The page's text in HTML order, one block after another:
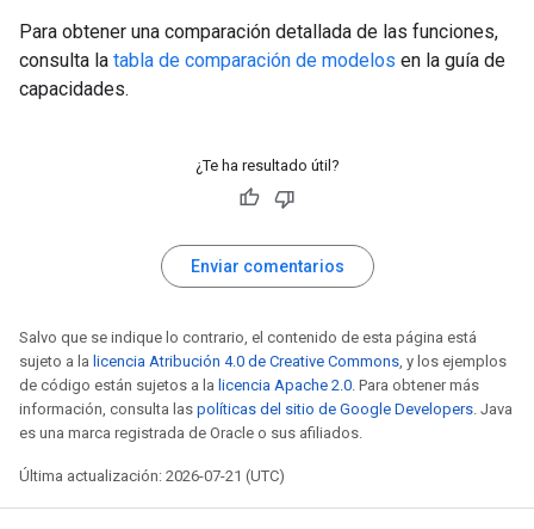
Para obtener una comparación detallada de las funciones,
consulta la tabla de comparación de modelos en la guía de
capacidades.
¿Te ha resultado útil?
Enviar comentarios
Salvo que se indique lo contrario, el contenido de esta página está
sujeto a la licencia Atribución 4.0 de Creative Commons, y los ejemplos
de código están sujetos a la licencia Apache 2.0. Para obtener más
información, consulta las políticas del sitio de Google Developers. Java
es una marca registrada de Oracle o sus afiliados.
Última actualización: 2026-07-21 (UTC)